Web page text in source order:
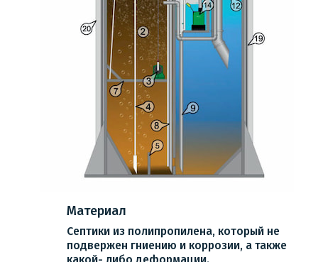
Материал
Септики из полипропилена, который не
подвержен гниению и коррозии, а также